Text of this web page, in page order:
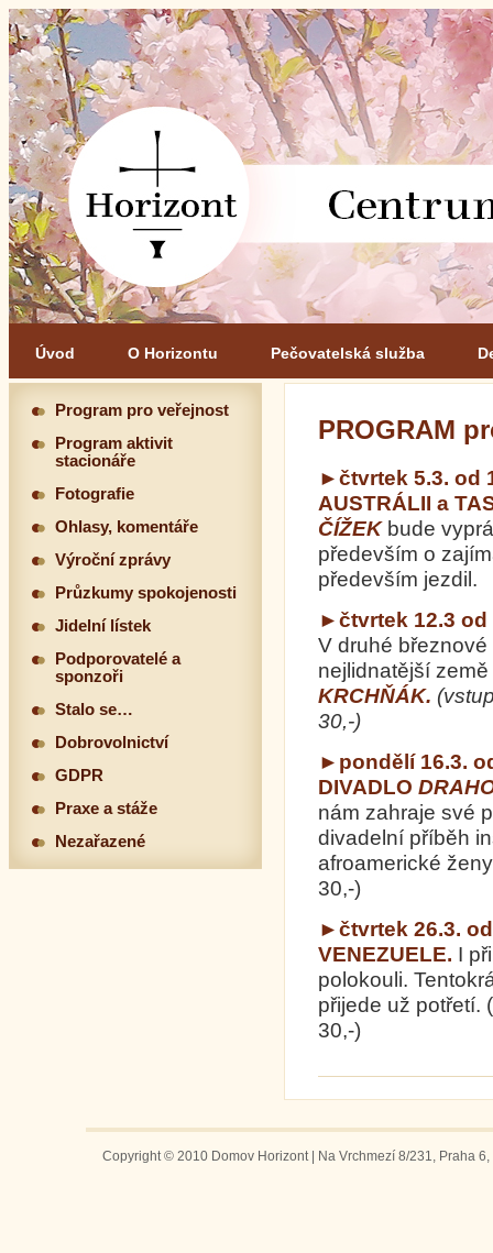
Úvod O Horizontu Pečovatelská služba
PROGRAM
►čtvrtek 5.3. od
AUSTRÁLII a
ČÍŽEK bude
především o
především jezdil.
►čtvrtek 12.3 od
V druhé březnové
nejlidnatější
KRCHŇÁK.
►pondělí 16.3.
DIVADLO
nám zahraje své
divadelní příběh
afroamerické
►čtvrtek 26.3.
VENEZUELE. I
polokouli.
přijede už potřetí.
Program pro veřejnost
Program aktivit
stacionáře
Fotografie
Ohlasy, komentáře
Výroční zprávy
Průzkumy spokojenosti
Jidelní lístek
Podporovatelé a
sponzoři
Stalo se…
Dobrovolnictví
GDPR
Praxe a stáže
Nezařazené
Copyright © 2010 Domov Horizont | Na Vrchmezí 8/231, Praha